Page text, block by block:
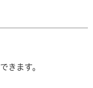
きます。